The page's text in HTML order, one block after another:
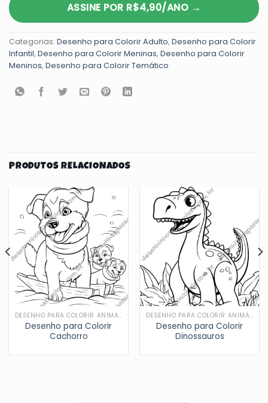
ASSINE POR R$4,90/ANO →
Categorias: Desenho para Colorir Adulto, Desenho para Colorir
Infantil, Desenho para Colorir Meninas, Desenho para Colorir
Meninos, Desenho para Colorir Temático
PRODUTOS RELACIONADOS
DESENHO PARA COLORIR ANIMAIS
Desenho para Colorir
Cachorro
DESENHO PARA COLORIR ANIMAIS
Desenho para Colorir
Dinossauros